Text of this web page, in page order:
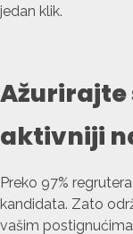
jedan klik.
Ažurirajte
aktivniji
Preko 97%
kandidata. Zato
vašim